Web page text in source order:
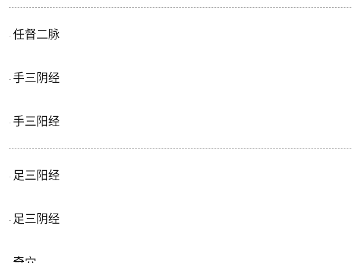
· 任督二脉
· 手三阴经
· 手三阳经
· 足三阳经
· 足三阴经